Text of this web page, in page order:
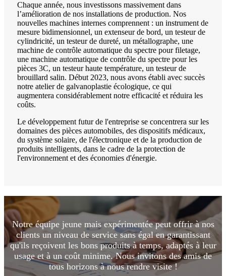
Chaque année, nous investissons massivement dans
l’amélioration de nos installations de production. Nos
nouvelles machines internes comprennent : un instrument de
mesure bidimensionnel, un extenseur de bord, un testeur de
cylindricité, un testeur de dureté, un métallographe, une
machine de contrôle automatique du spectre pour filetage,
une machine automatique de contrôle du spectre pour les
pièces 3C, un testeur haute température, un testeur de
brouillard salin. Début 2023, nous avons établi avec succès
notre atelier de galvanoplastie écologique, ce qui
augmentera considérablement notre efficacité et réduira les
coûts.
Le développement futur de l'entreprise se concentrera sur les
domaines des pièces automobiles, des dispositifs médicaux,
du système solaire, de l'électronique et de la production de
produits intelligents, dans le cadre de la protection de
l'environnement et des économies d'énergie.
Notre équipe jeune mais expérimentée peut offrir à nos
clients un niveau de service sans égal en garantissant
qu'ils reçoivent les bons produits à temps, adaptés à leur
usage et à un coût minime. Nous invitons des amis de
tous horizons à nous rendre visite !